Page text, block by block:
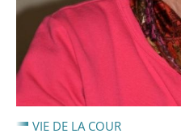
VIE DE LA COUR